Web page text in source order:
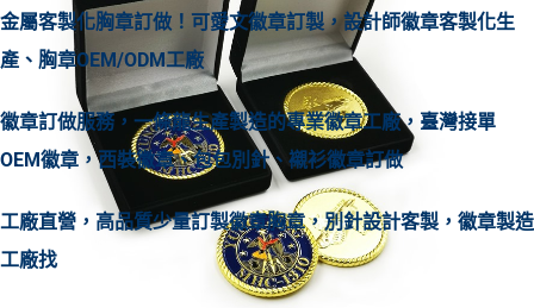
金屬客製化胸章訂做！可愛文徽章訂製，設計師徽章客製化生
產、胸章OEM/ODM工廠
徽章訂做服務，一條龍生產製造的專業徽章工廠，臺灣接單
OEM徽章，西裝徽章、包包別針、襯衫徽章訂做
工廠直營，高品質少量訂製徽章胸章，別針設計客製，徽章製造
工廠找